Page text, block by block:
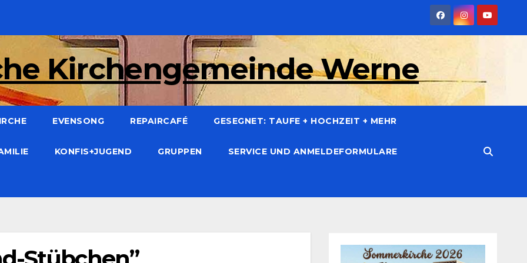
Kirchengemeinde Werne
EVENSONG REPAIRCAFÉ GESEGNET: TAUFE + HOCHZEIT + MEHR
KONFIS+JUGEND GRUPPEN SERVICE UND ANMELDEFORMULARE